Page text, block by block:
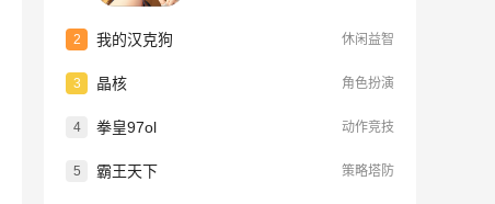
2 我的汉克狗 休闲益智
3 晶核 角色扮演
4 拳皇97ol 动作竞技
5 霸王天下 策略塔防